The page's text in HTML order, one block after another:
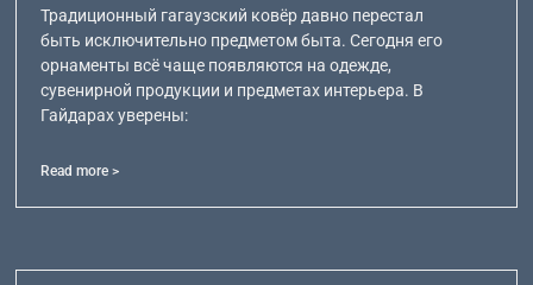
Традиционный гагаузский ковёр давно перестал
быть исключительно предметом быта. Сегодня его
орнаменты всё чаще появляются на одежде,
сувенирной продукции и предметах интерьера. В
Гайдарах уверены:
Read more >